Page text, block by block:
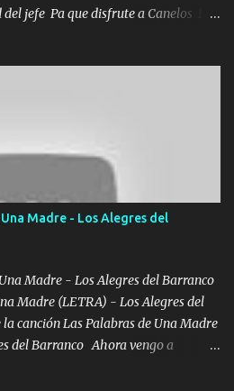
jefe Pa que disfrute a Canelos Es
y también Pariente 7 arreglan
cuestión que ordené NOS HACE
ERA EL 24 SIEMPRE FUE UN
M'URIÓ PELEAND0 SIEMPRE
SIGA EL LEGADO Es el DOS de
y com...
Una Madre - Los Alegres del
Madre - Los Alegres del Barranco
Madre (LETRA) - Los Alegres del
canción Las Palabras de Una Madre
del Barranco Ahora vengo a